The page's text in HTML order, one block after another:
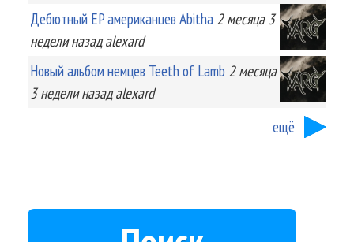
Дебютный EP американцев Abitha 2 месяца 3
неделиназад alexard
Новый альбом немцев Teeth of Lamb 2 месяца
3 неделиназад alexard
ещё